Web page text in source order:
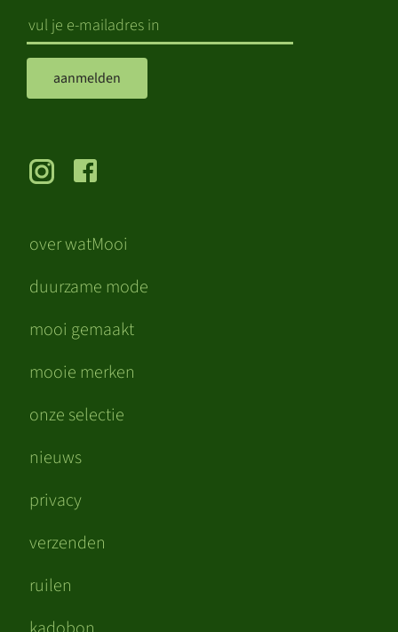
over watMooi
duurzame mode
mooi gemaakt
mooie merken
onze selectie
nieuws
privacy
verzenden
ruilen
aanmelden